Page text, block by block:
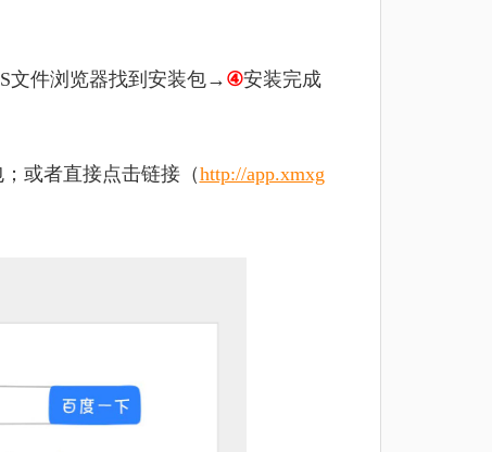
文件浏览器找到安装包→ ④安装完成
或者直接点击链接（http://app.xmxg